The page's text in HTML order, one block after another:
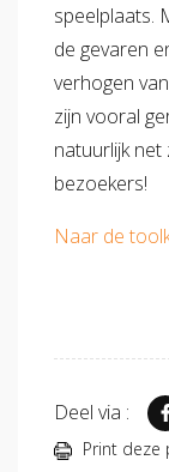
speelplaats.
de gevaren
verhogen
zijn vooral
natuurlijk
bezoekers!
Naar de
Deel via :
Print deze